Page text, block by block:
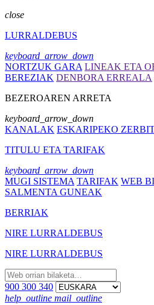
close
LURRALDEBUS
keyboard_arrow_down
NORTZUK GARA LINEAK ETA
BEREZIAK DENBORA ERREALA
BEZEROAREN ARRETA
keyboard_arrow_down
KANALAK ESKARIPEKO
TITULU ETA TARIFAK
keyboard_arrow_down
MUGI SISTEMA TARIFAK WEB
SALMENTA GUNEAK
BERRIAK
NIRE LURRALDEBUS
NIRE LURRALDEBUS
900 300 340
help_outline mail_outline